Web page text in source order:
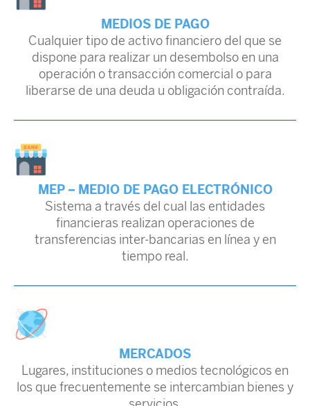
MEDIOS DE PAGO
Cualquier tipo de activo financiero del que se
dispone para realizar un desembolso en una
operación o transacción comercial o para
liberarse de una deuda u obligación contraída.
MEP – MEDIO DE PAGO ELECTRÓNICO
Sistema a través del cual las entidades
financieras realizan operaciones de
transferencias inter-bancarias en línea y en
tiempo real.
MERCADOS
Lugares, instituciones o medios tecnológicos en
los que frecuentemente se intercambian bienes y